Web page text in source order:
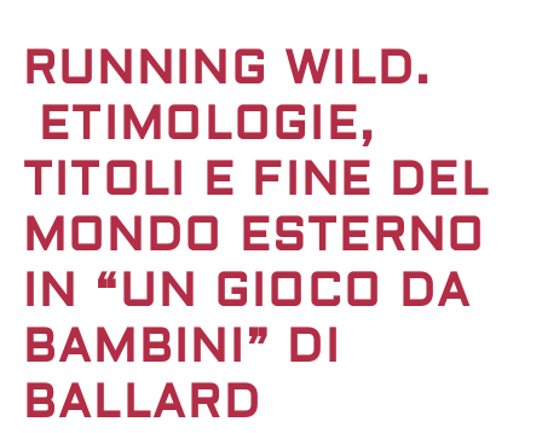
RUNNING WILD.
ETIMOLOGIE,
TITOLI E FINE DEL
MONDO ESTERNO
IN “UN GIOCO DA
BAMBINI” DI
BALLARD